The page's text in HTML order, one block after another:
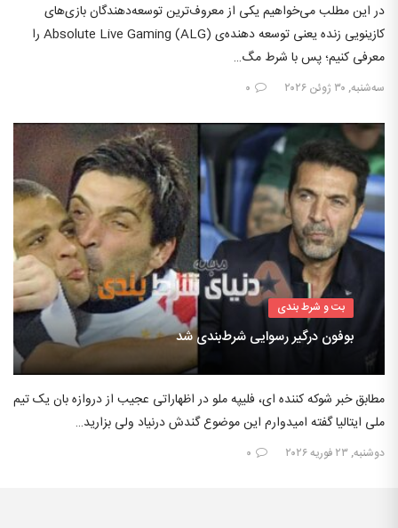
در این مطلب می‌خواهیم یکی از معروف‌ترین توسعه‌دهندگان بازی‌های
کازینویی زنده یعنی توسعه دهنده‌ی Absolute Live Gaming (ALG) را
معرفی کنیم؛ پس با شرط مگ…
سه‌شنبه, ۳۰ ژوئن ۲۰۲۶ ۰
بت و شرط بندی
بوفون درگیر رسوایی شرط‌بندی شد
مطابق خبر شوکه کننده ای، فلیپه ملو در اظهاراتی عجیب از دروازه بان یک تیم
ملی ایتالیا گفته امیدوارم این موضوع گندش درنیاد ولی بزارید…
دوشنبه, ۲۳ فوریه ۲۰۲۶ ۰